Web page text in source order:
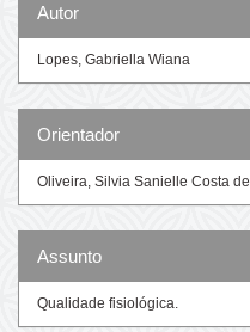
Autor
Lopes, Gabriella Wiana
Orientador
Oliveira, Silvia Sanielle Costa de
Assunto
Qualidade fisiológica.